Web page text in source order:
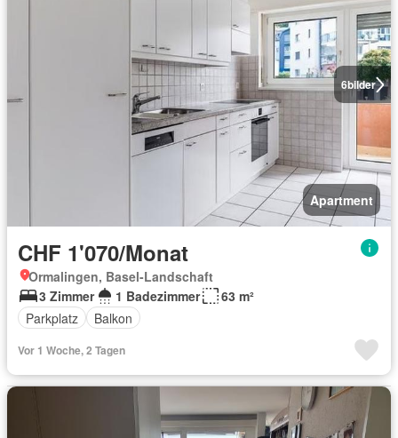
6bilder
Apartment
CHF 1'070/Monat
Ormalingen, Basel-Landschaft
3 Zimmer
1 Badezimmer
63 m²
Parkplatz
Balkon
Vor 1 Woche, 2 Tagen